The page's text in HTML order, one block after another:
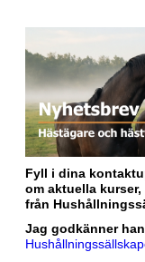
Fyll i dina
om aktuella
från
Jag godkänner